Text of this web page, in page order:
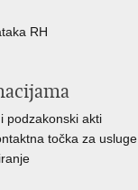
RH
podzakonski akti
točka za usluge